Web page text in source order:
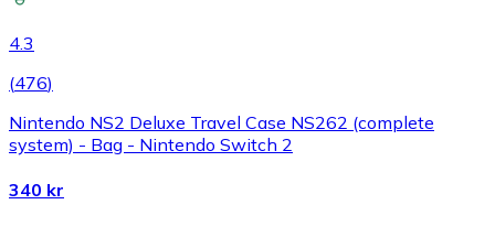
4.3
(476)
Nintendo NS2 Deluxe Travel Case NS262 (complete
system) - Bag - Nintendo Switch 2
340 kr